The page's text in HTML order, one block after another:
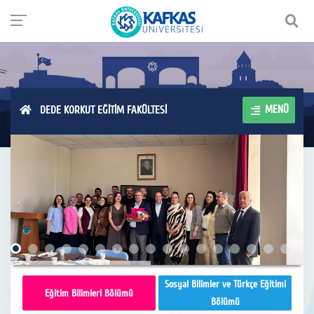
DEDE KORKUT EĞİTİM FAKÜLTESİ MENÜ
Eğitim Bilimleri Bölümü
Sosyal Bilimler ve Türkçe Eğitimi
Bölümü